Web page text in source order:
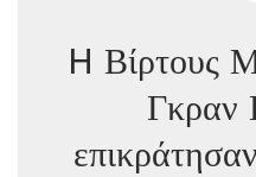
H Βίρτους
Γκραν